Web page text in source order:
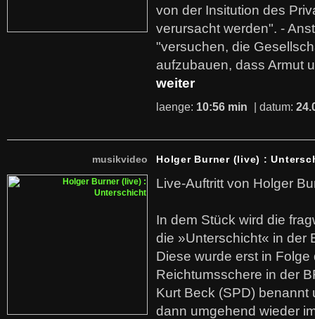
von der Insitution des
verursacht werden". -
"versuchen, die
aufzubauen, dass Armut
weiter
laenge: 10:56 min | datum:
musikvideo Holger Burner (live) :
Live-Auftritt von Holger
In dem Stück wird die
die »Unterschicht« in der
Diese wurde erst in
Reichtumsschere in der
Kurt Beck (SPD)
dann umgehend wieder